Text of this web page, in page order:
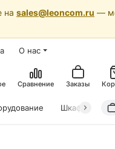
на sales@leoncom.ru —
О нас
Сравнение Заказы
Шкафы